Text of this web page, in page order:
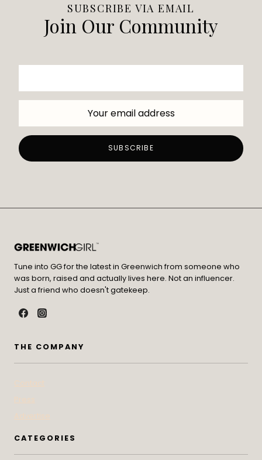
SUBSCRIBE VIA EMAIL
Join Our Community
Tune into GG for the latest in Greenwich from someone who
was born, raised and actually lives here. Not an influencer.
Just a friend who doesn't gatekeep.
THE COMPANY
CATEGORIES